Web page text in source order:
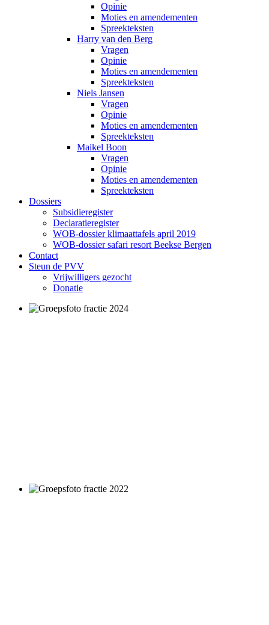
Opinie
Moties en amendementen
Spreekteksten
Harry van den Berg
Vragen
Opinie
Moties en amendementen
Spreekteksten
Niels Jansen
Vragen
Opinie
Moties en amendementen
Spreekteksten
Maikel Boon
Vragen
Opinie
Moties en amendementen
Spreekteksten
Dossiers
Subsidieregister
Declaratieregister
WOB-dossier klimaattafels april 2019
WOB-dossier safari resort Beekse Bergen
Contact
Steun de PVV
Vrijwilligers gezocht
Donatie